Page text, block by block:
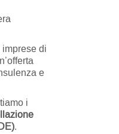
di
e
i
.